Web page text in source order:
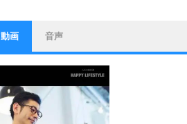
ス対策
比べない。
のこと、他人を見ない。
らしない人になる30の方法
思考
ィブになれない原因は、行動しないから。
動画 音声